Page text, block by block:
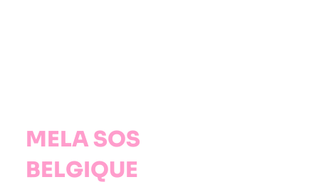
MELA SOS
BELGIQUE